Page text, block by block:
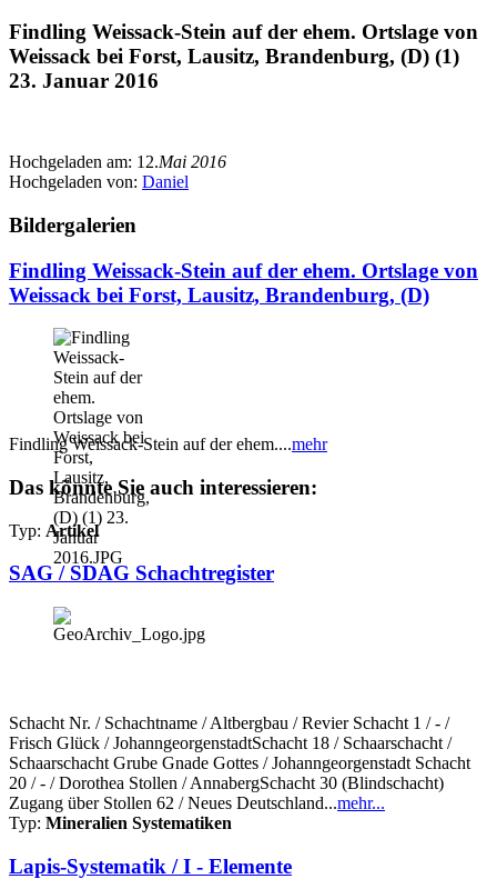
Findling Weissack-Stein auf der ehem. Ortslage von
Weissack bei Forst, Lausitz, Brandenburg, (D) (1)
23. Januar 2016
Hochgeladen am: 12.Mai 2016
Hochgeladen von: Daniel
Bildergalerien
Findling Weissack-Stein auf der ehem. Ortslage von
Weissack bei Forst, Lausitz, Brandenburg, (D)
Findling Weissack-Stein auf der ehem....mehr
Das könnte Sie auch interessieren:
Typ: Artikel
SAG / SDAG Schachtregister
Schacht Nr. / Schachtname / Altbergbau / Revier Schacht 1 / - /
Frisch Glück / JohanngeorgenstadtSchacht 18 / Schaarschacht /
Schaarschacht Grube Gnade Gottes / Johanngeorgenstadt Schacht
20 / - / Dorothea Stollen / AnnabergSchacht 30 (Blindschacht)
Zugang über Stollen 62 / Neues Deutschland...mehr...
Typ: Mineralien Systematiken
Lapis-Systematik / I - Elemente